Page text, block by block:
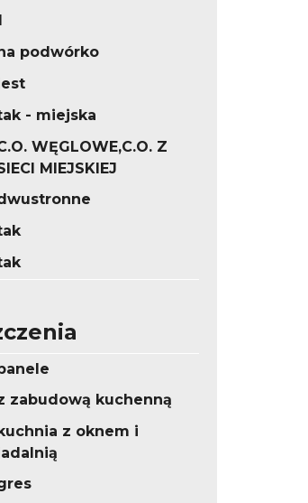
podwórko
- miejska
WĘGLOWE,C.O. Z
MIEJSKIEJ
zabudową kuchenną
kuchnia z oknem i